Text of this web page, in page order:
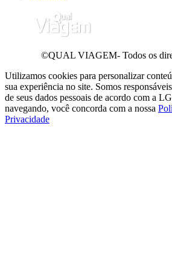
©QUAL VIAGEM- Todos os
Utilizamos cookies para personalizar
sua experiência no site. Somos
de seus dados pessoais de acordo com a
navegando, você concorda com a nossa
Privacidade